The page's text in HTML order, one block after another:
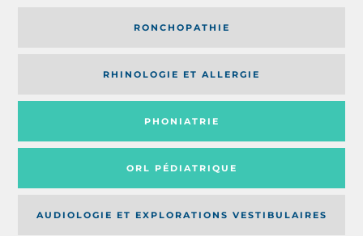
RONCHOPATHIE
RHINOLOGIE ET ALLERGIE
PHONIATRIE
ORL PÉDIATRIQUE
AUDIOLOGIE ET EXPLORATIONS VESTIBULAIRES